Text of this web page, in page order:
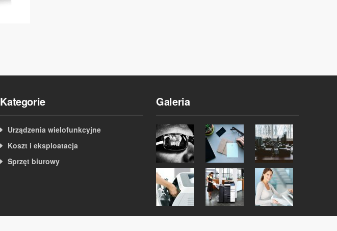
Kategorie
Urządzenia wielofunkcyjne
Koszt i eksploatacja
Sprzęt biurowy
Galeria